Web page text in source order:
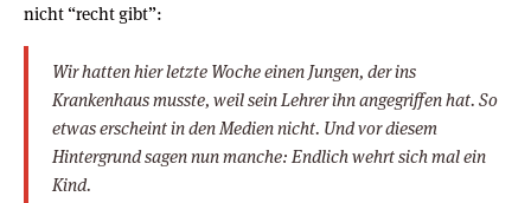
nicht “recht gibt”:
Wir hatten hier letzte Woche einen Jungen, der ins
Krankenhaus musste, weil sein Lehrer ihn angegriffen hat. So
etwas erscheint in den Medien nicht. Und vor diesem
Hintergrund sagen nun manche: Endlich wehrt sich mal ein
Kind.